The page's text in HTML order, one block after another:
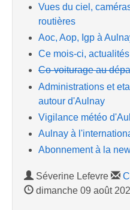
Vues du ciel,
routières
Aoc, Aop, Igp à
Ce mois-ci,
Co-voiturage au
Administrations et
autour d'Aulnay
Vigilance météo
Aulnay à
Abonnement à la
Séverine Lefevre
dimanche 09 août